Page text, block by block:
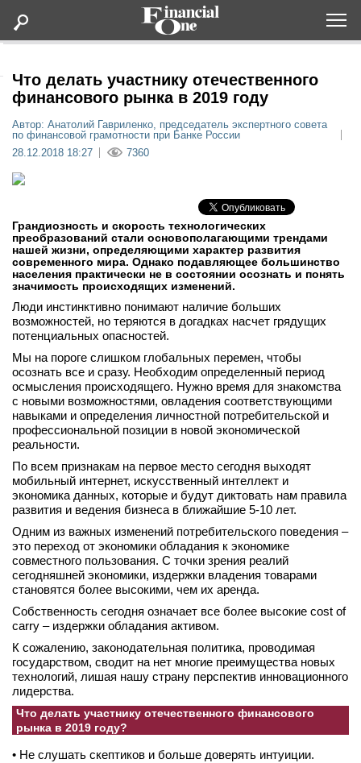
Статьи
Мероприятия
Новости
Интервью
вконтакте
телеграм
Стать автором
Что делать участнику отечественного
финансового рынка в 2019 году
Автор: Анатолий Гавриленко, председатель экспертного совета
по финансовой грамотности при Банке России
28.12.2018 18:27
7360
Грандиозность и скорость технологических
преобразований стали основополагающими трендами
нашей жизни, определяющими характер развития
современного мира. Однако подавляющее большинство
населения практически не в состоянии осознать и понять
значимость происходящих изменений.
Люди инстинктивно понимают наличие больших
возможностей, но теряются в догадках насчет грядущих
потенциальных опасностей.
Мы на пороге слишком глобальных перемен, чтобы
осознать все и сразу. Необходим определенный период
осмысления происходящего. Нужно время для знакомства
с новыми возможностями, овладения соответствующими
навыками и определения личностной потребительской и
профессиональной позиции в новой экономической
реальности.
По всем признакам на первое место сегодня выходят
мобильный интернет, искусственный интеллект и
экономика данных, которые и будут диктовать нам правила
развития и ведения бизнеса в ближайшие 5-10 лет.
Одним из важных изменений потребительского поведения –
это переход от экономики обладания к экономике
совместного пользования. С точки зрения реалий
сегодняшней экономики, издержки владения товарами
становятся более высокими, чем их аренда.
Собственность сегодня означает все более высокие cost of
carry – издержки обладания активом.
К сожалению, законодательная политика, проводимая
государством, сводит на нет многие преимущества новых
технологий, лишая нашу страну перспектив инновационного
лидерства.
Что делать участнику отечественного финансового
рынка в 2019 году?
• Не слушать скептиков и больше доверять интуиции.